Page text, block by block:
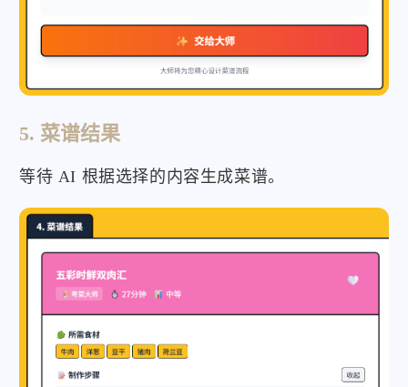
5. 菜谱结果
等待 AI 根据选择的内容生成菜谱。